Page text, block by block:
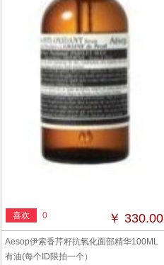
喜欢 0 ￥ 330.00
Aesop伊索香芹籽抗氧化面部精华100ML
有油(每个ID限拍一个）